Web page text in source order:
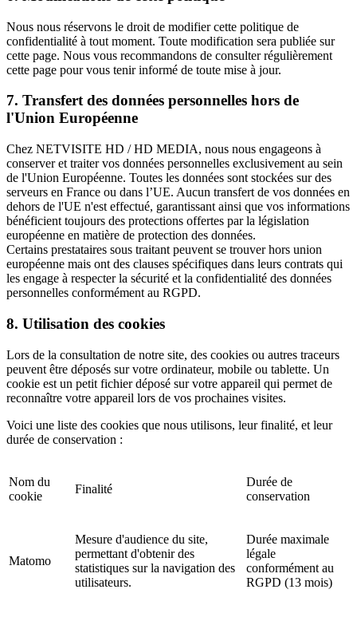
Nous nous réservons le droit de modifier cette politique de
confidentialité à tout moment. Toute modification sera publiée sur
cette page. Nous vous recommandons de consulter régulièrement
cette page pour vous tenir informé de toute mise à jour.
7. Transfert des données personnelles hors de
l'Union Européenne
Chez NETVISITE HD / HD MEDIA, nous nous engageons à
conserver et traiter vos données personnelles exclusivement au sein
de l'Union Européenne. Toutes les données sont stockées sur des
serveurs en France ou dans l’UE. Aucun transfert de vos données en
dehors de l'UE n'est effectué, garantissant ainsi que vos informations
bénéficient toujours des protections offertes par la législation
européenne en matière de protection des données.
Certains prestataires sous traitant peuvent se trouver hors union
européenne mais ont des clauses spécifiques dans leurs contrats qui
les engage à respecter la sécurité et la confidentialité des données
personnelles conformément au RGPD.
8. Utilisation des cookies
Lors de la consultation de notre site, des cookies ou autres traceurs
peuvent être déposés sur votre ordinateur, mobile ou tablette. Un
cookie est un petit fichier déposé sur votre appareil qui permet de
reconnaître votre appareil lors de vos prochaines visites.
Voici une liste des cookies que nous utilisons, leur finalité, et leur
durée de conservation :
Nom du
cookie
Finalité
Durée de
conservation
Matomo
Mesure d'audience du site,
permettant d'obtenir des
statistiques sur la navigation des
utilisateurs.
Durée maximale
légale
conformément au
RGPD (13 mois)